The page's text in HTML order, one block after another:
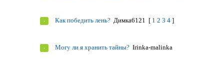
Как победить лень? Димка6121 [ 1 2 3 4 ]
Могу ли я хранить тайны? Irinka-malinka